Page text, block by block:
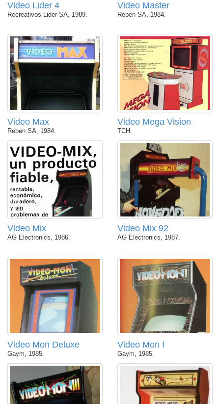
Video Lider 4
Recreativos Lider SA, 1989.
Video Master
Reben SA, 1984.
Video Max
Reben SA, 1984.
Video Mega Vision
TCH.
Video Mix
AG Electronics, 1986.
Video Mix 92
AG Electronics, 1987.
Video Mon Deluxe
Gaym, 1985.
Video Mon I
Gaym, 1985.